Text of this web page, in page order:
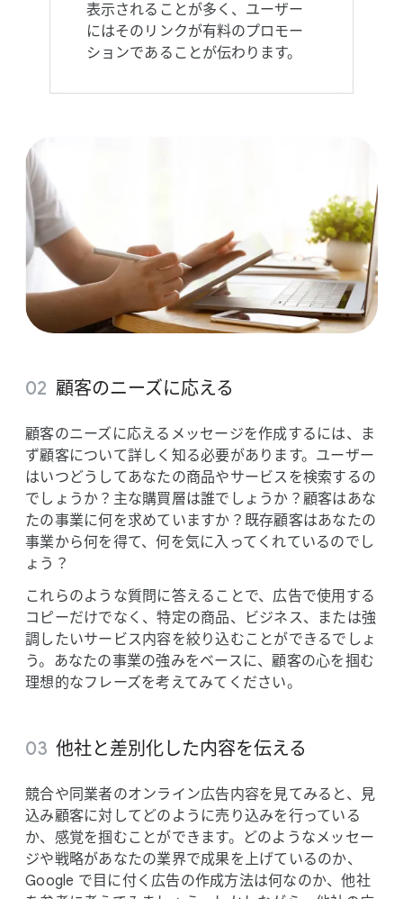
表示される​ことが​多く、​ユーザー
には​そのリンクが​有料の​プロモー
ションである​ことが​伝わります。
顧客の​ニーズに​応える
顧客の​ニーズに​応える​メッセージを​作成するには、​ま
ず​顧客に​ついて​詳しく​知る​必要が​あります。​ユーザー
は​いつどうしてあなたの​商品や​サービスを​検索するの
でしょうか？​主な​購買層は​誰でしょうか？​顧客は​あな
たの​事業に​何を​求めていますか？​既存顧客は​あなたの​
事業から​何を​得て、​何を​気に入ってくれているのでし
ょう？
これらのような​質問に​答える​ことで、​広告で​使用する​
コピーだけでなく、​特定の​商品、​ビジネス、​または​強
調したい​サービス内容を​絞り込むことができるでしょ
う。​あなたの​事業の​強みを​ベースに、​顧客の​心を​掴む
理想的な​フレーズを​考えてみてください。
他社と​差別化した​内容を​伝える
競合や​同業者の​オンライン​広告内容を​見てみると、​見
込み顧客に​対してどのように​売り込みを​行っている
か、​感覚を​掴むことができます。​どのような​メッセー
ジや​戦略が​あなたの​業界で​成果を​上げているのか、​
Google で​目に​付く​広告の​作成方​法は​何なのか、​他社